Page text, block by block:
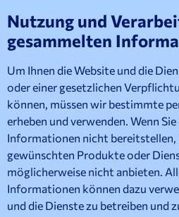
Nutzung und
gesammelten
Um Ihnen die Website und die
oder einer gesetzlichen
können, müssen wir bestimmte
erheben und verwenden. Wenn
Informationen nicht bereitstellen,
gewünschten Produkte oder
möglicherweise nicht anbieten.
Informationen können dazu
und die Dienste zu betreiben und